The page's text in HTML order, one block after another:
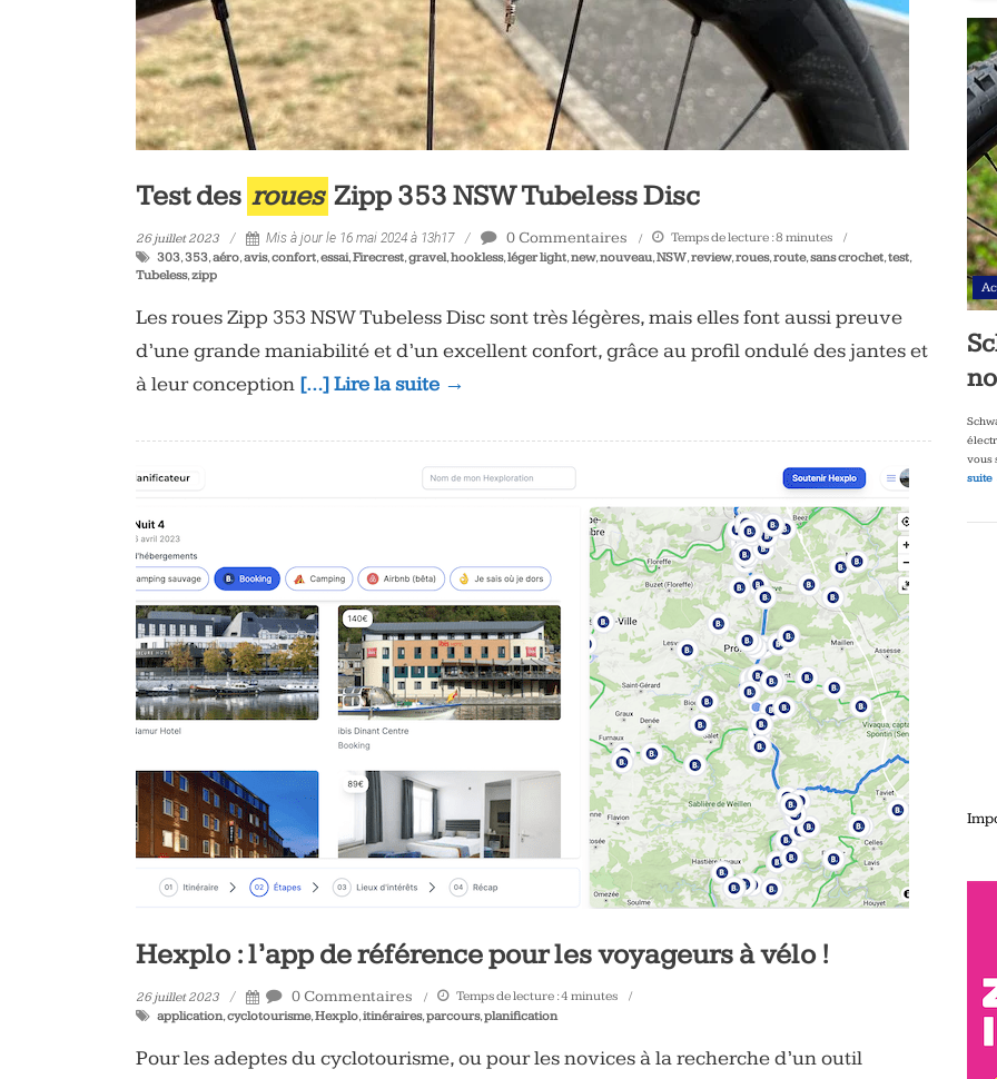
Test des roues Zipp 353 NSW Tubeless Disc
26 juillet 2023 Mis à jour le 16 mai 2024 à 13h17 0 Commentaires Temps de lecture :8 minutes
303,353,aéro,avis,confort,essai,Firecrest,gravel,hookless,léger light,new,nouveau,NSW,review,roues,route,sans crochet,test,
Tubeless,zipp
Les roues Zipp 353 NSW Tubeless Disc sont très légères, mais elles font aussi preuve
d’une grande maniabilité et d’un excellent confort, grâce au profil ondulé des jantes et
à leur conception […] Lire la suite →
Hexplo : l’app de référence pour les voyageurs à vélo !
26 juillet 2023 0 Commentaires Temps de lecture :4 minutes
application,cyclotourisme,Hexplo,itinéraires,parcours,planification
Pour les adeptes du cyclotourisme, ou pour les novices à la recherche d’un outil
vous
suite